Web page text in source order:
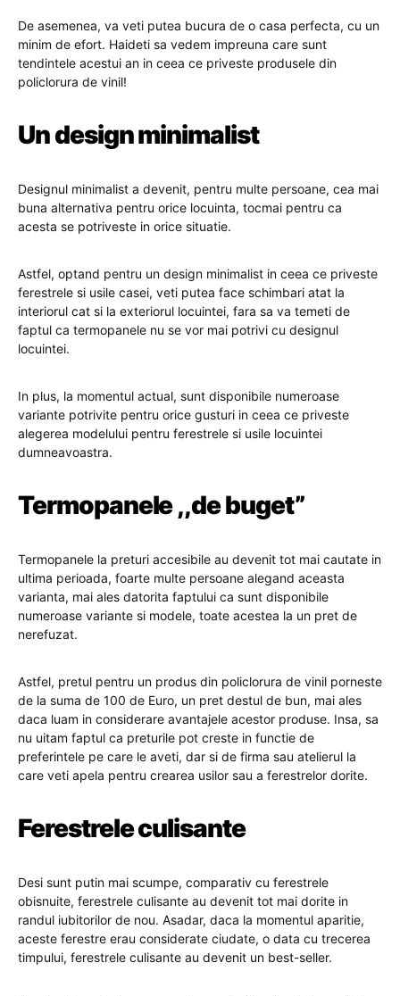
De asemenea, va veti putea bucura de o casa perfecta, cu un
minim de efort. Haideti sa vedem impreuna care sunt
tendintele acestui an in ceea ce priveste produsele din
policlorura de vinil!
Un design minimalist
Designul minimalist a devenit, pentru multe persoane, cea mai
buna alternativa pentru orice locuinta, tocmai pentru ca
acesta se potriveste in orice situatie.
Astfel, optand pentru un design minimalist in ceea ce priveste
ferestrele si usile casei, veti putea face schimbari atat la
interiorul cat si la exteriorul locuintei, fara sa va temeti de
faptul ca termopanele nu se vor mai potrivi cu designul
locuintei.
In plus, la momentul actual, sunt disponibile numeroase
variante potrivite pentru orice gusturi in ceea ce priveste
alegerea modelului pentru ferestrele si usile locuintei
dumneavoastra.
Termopanele ,,de buget”
Termopanele la preturi accesibile au devenit tot mai cautate in
ultima perioada, foarte multe persoane alegand aceasta
varianta, mai ales datorita faptului ca sunt disponibile
numeroase variante si modele, toate acestea la un pret de
nerefuzat.
Astfel, pretul pentru un produs din policlorura de vinil porneste
de la suma de 100 de Euro, un pret destul de bun, mai ales
daca luam in considerare avantajele acestor produse. Insa, sa
nu uitam faptul ca preturile pot creste in functie de
preferintele pe care le aveti, dar si de firma sau atelierul la
care veti apela pentru crearea usilor sau a ferestrelor dorite.
Ferestrele culisante
Desi sunt putin mai scumpe, comparativ cu ferestrele
obisnuite, ferestrele culisante au devenit tot mai dorite in
randul iubitorilor de nou. Asadar, daca la momentul aparitie,
aceste ferestre erau considerate ciudate, o data cu trecerea
timpului, ferestrele culisante au devenit un best-seller.